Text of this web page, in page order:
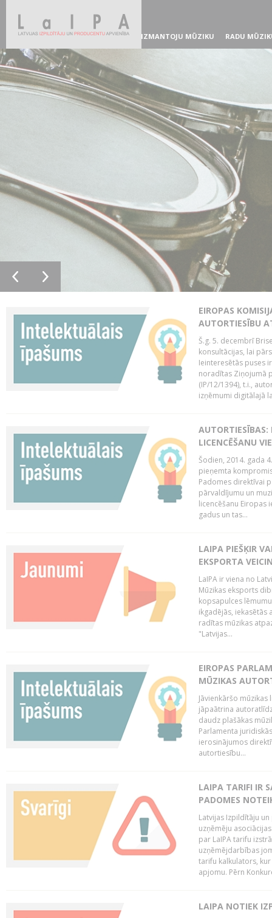
IZMANTOJU MŪZIKU RADU
EIROPAS
AUTORTIESĪBU
Š.g. 5. decembrī
konsultācijas, lai
Ieinteresētās puses
noradītas Ziņojumā
(IP/12/1394), t.i.,
izņēmumi digitālajā
AUTORTIESĪBAS:
LICENCĒŠANU
Šodien, 2014. gada
pieņemta
Padomes direktīvai
pārvaldījumu un
licencēšanu Eiropas
gadus un tas...
LAIPA PIEŠĶIR
EKSPORTA
LaIPA ir viena no
Mūzikas eksports
kopsapulces
ikgadējās, iekasētās
radītas mūzikas
"Latvijas...
EIROPAS
MŪZIKAS
Jāvienkāršo
jāpaātrina
daudz plašākas
Parlamenta
ierosinājumos
autortiesību...
LAIPA TARIFI IR
PADOMES
Latvijas Izpildītāju
uzņēmēju
par LaIPA tarifu
uzņēmējdarbības
tarifu kalkulators,
apjomu. Pērn
LAIPA NOTIEK